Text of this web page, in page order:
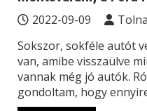
2022-09-09
Sokszor, sokféle autót
van, amibe visszaülve
vannak még jó autók.
gondoltam, hogy